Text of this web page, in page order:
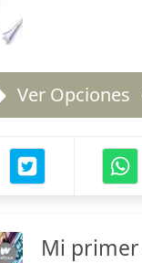
Ver Opciones
Mi